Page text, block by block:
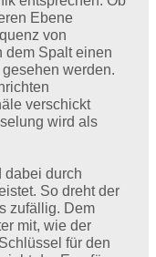
Ebene
von
dem Spalt einen
werden.
verschickt
wird als
dabei durch
So dreht der
zufällig. Dem
mit, wie der
für den